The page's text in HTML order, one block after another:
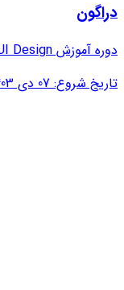
دراگون
دوره آموزش UI Design ( طراحی رابط کاربری) جامع
تاریخ شروع: 07 دی 1403